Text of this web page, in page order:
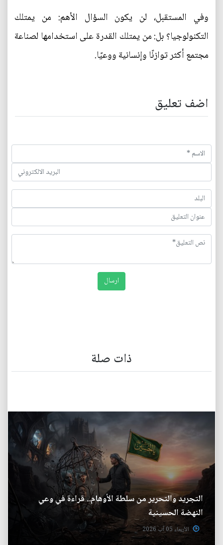
وفي المستقبل، لن يكون السؤال الأهم: من يمتلك
التكنولوجيا؟ بل: من يمتلك القدرة على استخدامها لصناعة
مجتمع أكثر توازنًا وإنسانية ووعيًا.
اضف تعليق
ذات صلة
التجريد والتحرير من سلطة الأوهام.. قراءة في وعي
النهضة الحسينية
الأربعاء 05 آب 2026